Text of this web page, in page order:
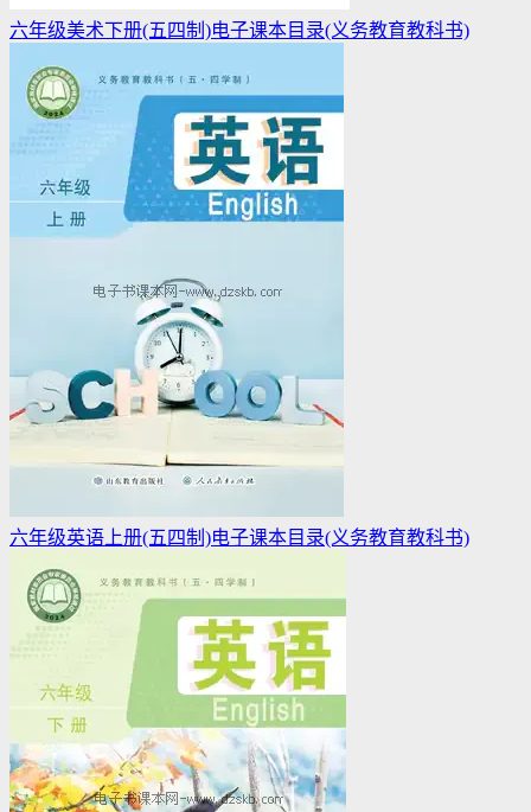
六年级美术下册(五四制)电子课本目录(义务教育教科书)
六年级英语上册(五四制)电子课本目录(义务教育教科书)